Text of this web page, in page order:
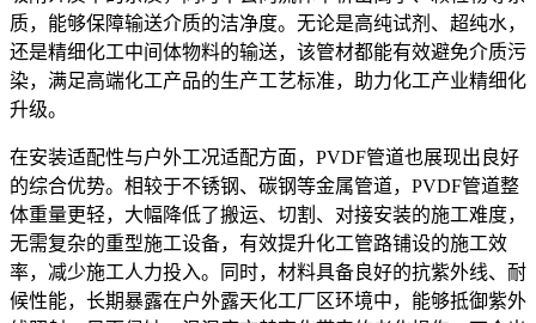
质，能够保障输送介质的洁净度。无论是高纯试剂、超纯水，
还是精细化工中间体物料的输送，该管材都能有效避免介质污
染，满足高端化工产品的生产工艺标准，助力化工产业精细化
升级。
在安装适配性与户外工况适配方面，PVDF管道也展现出良好
的综合优势。相较于不锈钢、碳钢等金属管道，PVDF管道整
体重量更轻，大幅降低了搬运、切割、对接安装的施工难度，
无需复杂的重型施工设备，有效提升化工管路铺设的施工效
率，减少施工人力投入。同时，材料具备良好的抗紫外线、耐
候性能，长期暴露在户外露天化工厂区环境中，能够抵御紫外